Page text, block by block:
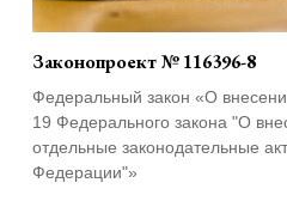
Законопроект № 116396-8
Федеральный закон «О
19 Федерального закона "О
отдельные законодательные
Федерации"»